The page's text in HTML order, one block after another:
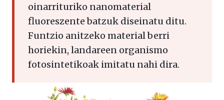
oinarrituriko nanomaterial
fluoreszente batzuk diseinatu ditu.
Funtzio anitzeko material berri
horiekin, landareen organismo
fotosintetikoak imitatu nahi dira.